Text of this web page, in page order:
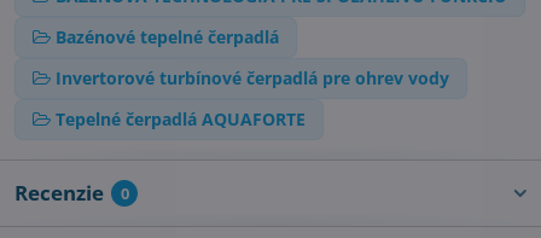
Bazénové tepelné čerpadlá
Invertorové turbínové čerpadlá pre ohrev vody
Tepelné čerpadlá AQUAFORTE
Recenzie 0